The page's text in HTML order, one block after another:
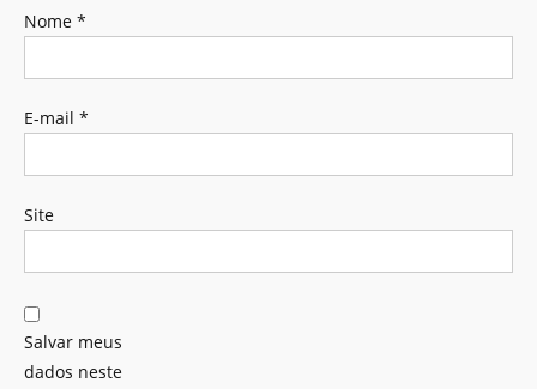
Nome *
E-mail *
Site
Salvar meus
dados neste